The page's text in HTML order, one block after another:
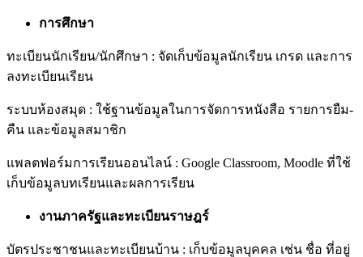
การศึกษา
ทะเบียนนักเรียน/นักศึกษา : จัดเก็บข้อมูลนักเรียน เกรด และการ
ลงทะเบียนเรียน
ระบบห้องสมุด : ใช้ฐานข้อมูลในการจัดการหนังสือ รายการยืม-
คืน และข้อมูลสมาชิก
แพลตฟอร์มการเรียนออนไลน์ : Google Classroom, Moodle ที่ใช้
เก็บข้อมูลบทเรียนและผลการเรียน
งานภาครัฐและทะเบียนราษฎร์
บัตรประชาชนและทะเบียนบ้าน : เก็บข้อมูลบุคคล เช่น ชื่อ ที่อยู่